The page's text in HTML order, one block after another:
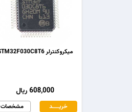
میکروکنترلر STM32F030C8T6
608,000 ریال
مشخصات خریـــــــد